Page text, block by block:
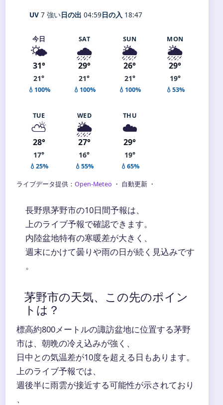
UV 7 強い日の出 04:59日の入 18:47
今日
🌤️
31°
21°
💧100%
SAT
🌧️
29°
21°
💧100%
SUN
🌦️
26°
21°
💧100%
MON
🌦️
29°
19°
💧53%
TUE
⛅
28°
17°
💧25%
WED
🌦️
27°
16°
💧55%
THU
☁️
29°
19°
💧65%
ライブデータ提供： Open-Meteo ・ 自動更新 ・
長野県茅野市の10日間予報は、
上のライブ予報で確認できます。
内陸盆地特有の寒暖差が大きく、
週末にかけて曇りや雨の日が続く見込みです
。
茅野市の天気、この先のポイン
トは？
標高約800メートルの諏訪盆地に位置する茅野
市は、朝晩の冷え込みが強く、
日中との気温差が10度を超える日もあります。
上のライブ予報では、
週後半に雨雲が接近する可能性が示されており
、